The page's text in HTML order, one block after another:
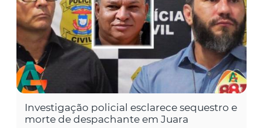
Investigação policial esclarece sequestro e
morte de despachante em Juara